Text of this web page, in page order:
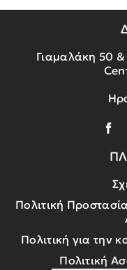
Γιαμαλάκη 50
Πολιτική
Πολιτική για την
Πολιτική